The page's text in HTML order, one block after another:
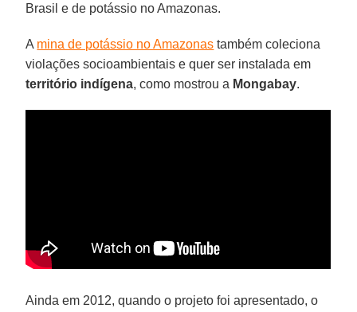
Brasil e de potássio no Amazonas.
A mina de potássio no Amazonas também coleciona
violações socioambientais e quer ser instalada em
território indígena, como mostrou a Mongabay.
Ainda em 2012, quando o projeto foi apresentado, o